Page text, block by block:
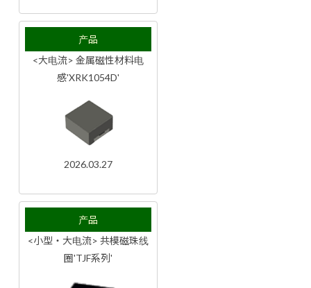
产品
<大电流> 金属磁性材料电
感'XRK1054D'
2026.03.27
产品
<小型・大电流> 共模磁珠线
圈'TJF系列'